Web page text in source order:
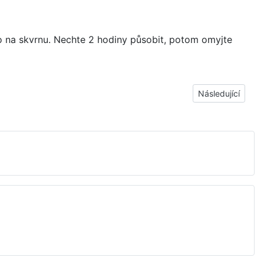
skvrnu. Nechte 2 hodiny působit, potom omyjte
Další článek:
Následující